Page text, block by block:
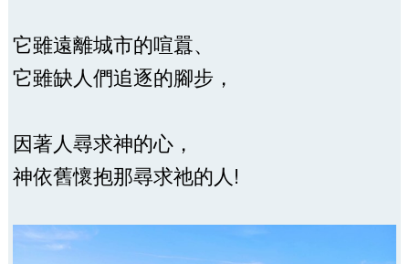
它雖遠離城市的喧囂、
它雖缺人們追逐的腳步，
因著人尋求神的心，
神依舊懷抱那尋求祂的人!